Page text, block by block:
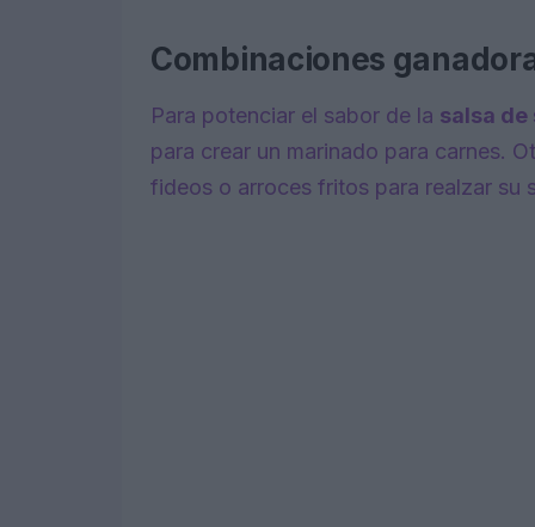
Combinaciones
Para potenciar el sabor de la salsa de
para crear un marinado para carnes.
fideos o arroces fritos para realzar su